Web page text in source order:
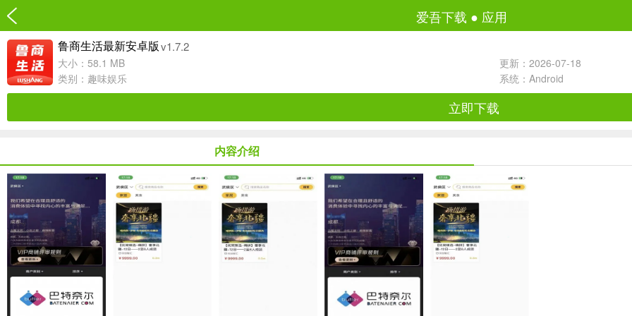
爱吾下载 ● 应用
鲁商生活最新安卓版 v1.7.2
大小：58.1 MB
更新：2026-07-18
类别： 趣味娱乐 系统：Android
立即下载
内容介绍